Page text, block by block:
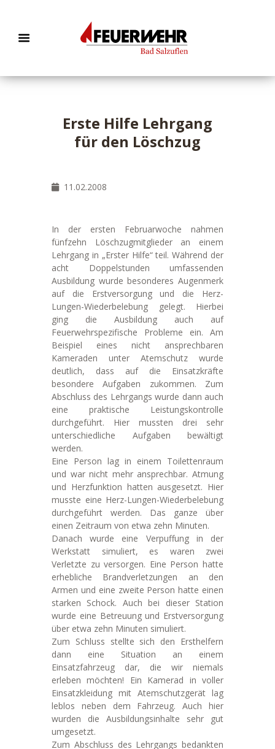
Erste Hilfe Lehrgang
für den Löschzug
11.02.2008
In der ersten Februarwoche nahmen
fünfzehn Löschzugmitglieder an einem
Lehrgang in „Erster Hilfe“ teil. Während der
acht Doppelstunden umfassenden
Ausbildung wurde besonderes Augenmerk
auf die Erstversorgung und die Herz-
Lungen-Wiederbelebung gelegt. Hierbei
ging die Ausbildung auch auf
Feuerwehrspezifische Probleme ein. Am
Beispiel eines nicht ansprechbaren
Kameraden unter Atemschutz wurde
deutlich, dass auf die Einsatzkräfte
besondere Aufgaben zukommen. Zum
Abschluss des Lehrgangs wurde dann auch
eine praktische Leistungskontrolle
durchgeführt. Hier mussten drei sehr
unterschiedliche Aufgaben bewältigt
werden.
Eine Person lag in einem Toilettenraum
und war nicht mehr ansprechbar. Atmung
und Herzfunktion hatten ausgesetzt. Hier
musste eine Herz-Lungen-Wiederbelebung
durchgeführt werden. Das ganze über
einen Zeitraum von etwa zehn Minuten.
Danach wurde eine Verpuffung in der
Werkstatt simuliert, es waren zwei
Verletzte zu versorgen. Eine Person hatte
erhebliche Brandverletzungen an den
Armen und eine zweite Person hatte einen
starken Schock. Auch bei dieser Station
wurde eine Betreuung und Erstversorgung
über etwa zehn Minuten simuliert.
Zum Schluss stellte sich den Ersthelfern
dann eine Situation an einem
Einsatzfahrzeug dar, die wir niemals
erleben möchten! Ein Kamerad in voller
Einsatzkleidung mit Atemschutzgerät lag
leblos neben dem Fahrzeug. Auch hier
wurden die Ausbildungsinhalte sehr gut
umgesetzt.
Zum Abschluss des Lehrgangs bedankten